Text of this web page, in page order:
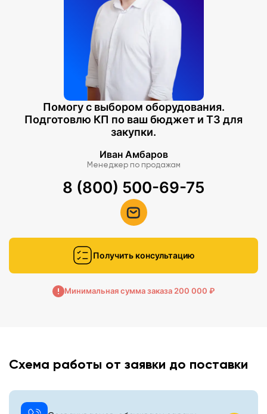
Помогу с выбором оборудования.
Подготовлю КП по ваш бюджет и ТЗ для
закупки.
Иван Амбаров
Менеджер по продажам
8 (800) 500-69-75
Получить консультацию
Минимальная сумма заказа 200 000 ₽
Схема работы от заявки до поставки